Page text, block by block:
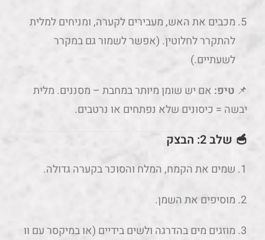
מכבים את האש, מעבירים לקערה, ומניחים למלית
להתקרר לחלוטין. (אפשר לשמור גם במקרר
לשעתיים.)
📌 טיפ: אם יש שומן מיותר במחבת – מסננים. מלית
יבשה = כיסונים שלא נפתחים או נרטבים.
🥣 שלב 2: הבצק
שמים את הקמח, המלח והסוכר בקערה גדולה.
מוסיפים את השמן.
מוזגים מים בהדרגה ולשים בידיים (או במיקסר עם וו